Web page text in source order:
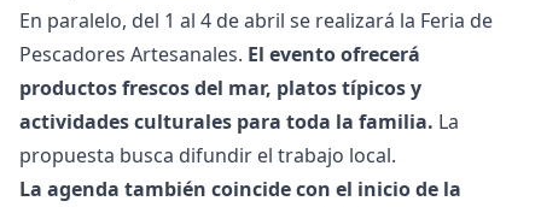
En paralelo, del 1 al 4 de abril se realizará la Feria de
Pescadores Artesanales. El evento ofrecerá
productos frescos del mar, platos típicos y
actividades culturales para toda la familia. La
propuesta busca difundir el trabajo local.
La agenda también coincide con el inicio de la